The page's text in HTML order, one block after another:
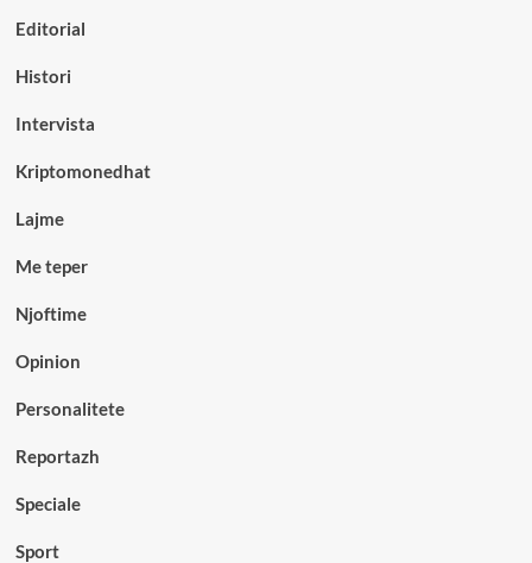
Editorial
Histori
Intervista
Kriptomonedhat
Lajme
Me teper
Njoftime
Opinion
Personalitete
Reportazh
Speciale
Sport